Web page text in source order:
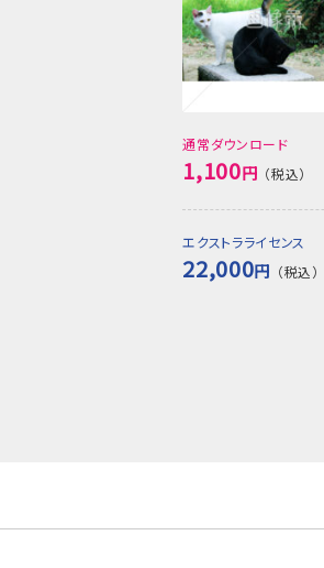
通常ダウンロード
1,100円
エクストラライセンス
22,000円